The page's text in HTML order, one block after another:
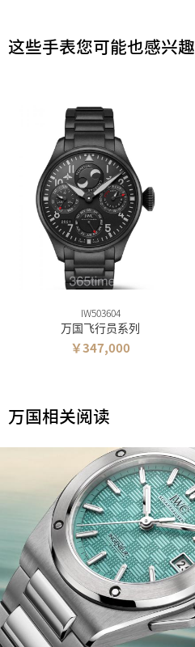
这些手表您可能也感兴趣
IW503604
万国飞行员系列
￥347,000
万国相关阅读